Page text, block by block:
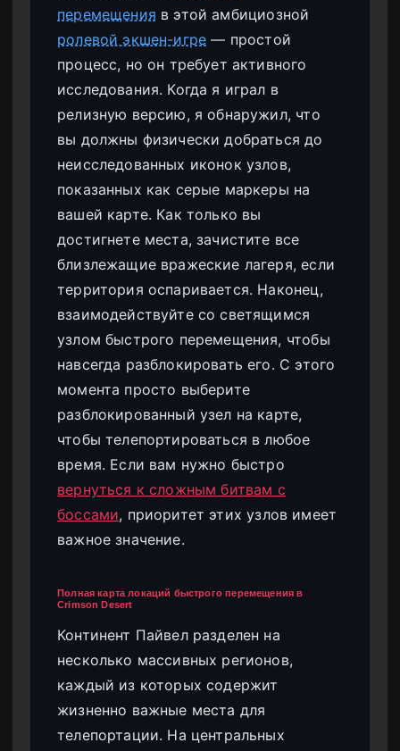
перемещения в этой амбициозной
ролевой экшен-игре — простой
процесс, но он требует активного
исследования. Когда я играл в
релизную версию, я обнаружил, что
вы должны физически добраться до
неисследованных иконок узлов,
показанных как серые маркеры на
вашей карте. Как только вы
достигнете места, зачистите все
близлежащие вражеские лагеря, если
территория оспаривается. Наконец,
взаимодействуйте со светящимся
узлом быстрого перемещения, чтобы
навсегда разблокировать его. С этого
момента просто выберите
разблокированный узел на карте,
чтобы телепортироваться в любое
время. Если вам нужно быстро
вернуться к сложным битвам с
боссами, приоритет этих узлов имеет
важное значение.
Полная карта локаций быстрого перемещения в
Crimson Desert
Континент Пайвел разделен на
несколько массивных регионов,
каждый из которых содержит
жизненно важные места для
телепортации. На центральных